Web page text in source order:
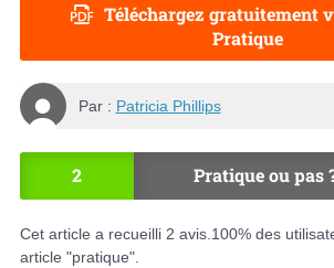
Téléchargez gratuitement
Pratique
Par : Patricia Phillips
2 Pratique ou pas
Cet article a recueilli 2 avis. 100% des
article "pratique".